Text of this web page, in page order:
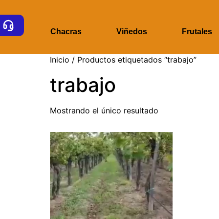
Chacras Viñedos Frutales
Inicio / Productos etiquetados “trabajo”
trabajo
Mostrando el único resultado